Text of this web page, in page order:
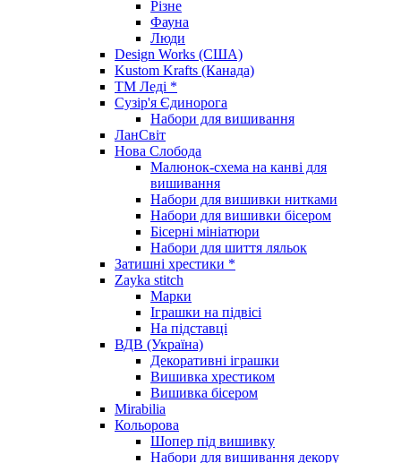
Різне
Фауна
Люди
Design Works (США)
Kustom Krafts (Канада)
ТМ Леді *
Сузір'я Єдинорога
Набори для вишивання
ЛанСвіт
Нова Слобода
Малюнок-схема на канві для
вишивання
Набори для вишивки нитками
Набори для вишивки бісером
Бісерні мініатюри
Набори для шиття ляльок
Затишні хрестики *
Zayka stitch
Марки
Іграшки на підвісі
На підставці
ВДВ (Україна)
Декоративні іграшки
Вишивка хрестиком
Вишивка бісером
Mirabilia
Кольорова
Шопер під вишивку
Набори для вишивання декору